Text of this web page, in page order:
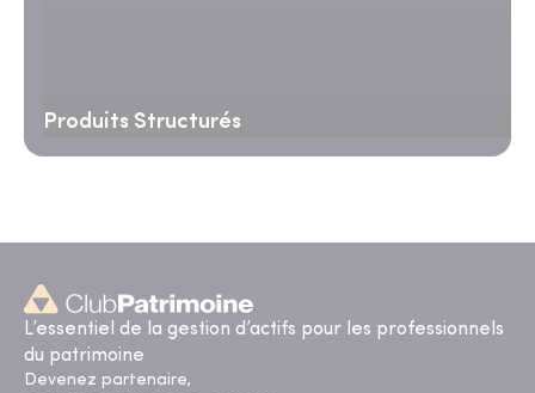
Produits Structurés
L’essentiel de la gestion d’actifs pour les professionnels
du patrimoine
Devenez partenaire,